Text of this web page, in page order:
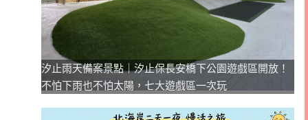
汐止雨天備案景點｜汐止保長安橋下公園遊戲區開放！
不怕下雨也不怕太陽，七大遊戲區一次玩